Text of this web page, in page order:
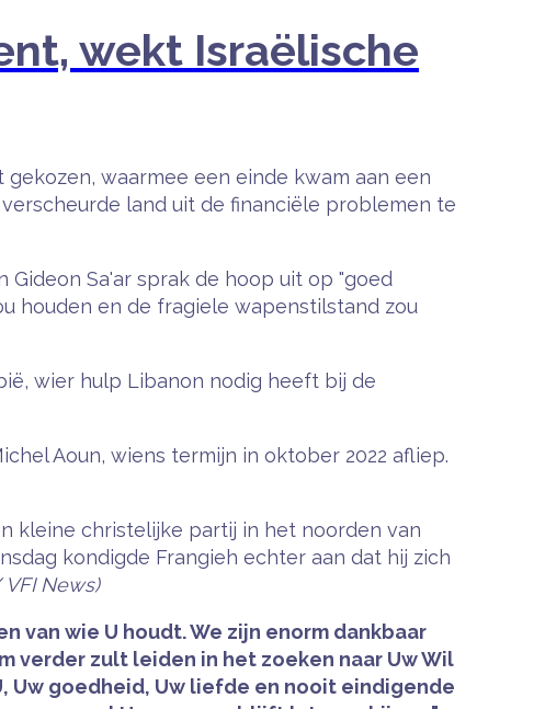
wekt Israëlische
waarmee een einde kwam aan een
land uit de financiële problemen te
Sa'ar sprak de hoop uit op "goed
houden en de fragiele wapenstilstand zou
wier hulp Libanon nodig heeft bij de
Aoun, wiens termijn in oktober 2022 afliep.
kleine christelijke partij in het noorden van
kondigde Frangieh echter aan dat hij zich
VFI News)
van wie U houdt. We zijn enorm dankbaar
verder zult leiden in het zoeken naar Uw Wil
Uw goedheid, Uw liefde en nooit eindigende